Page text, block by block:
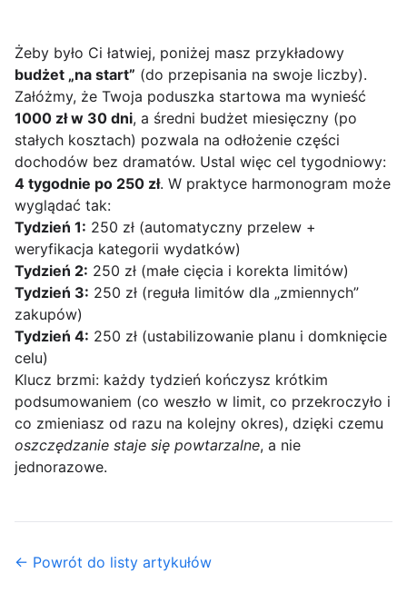
Żeby było Ci łatwiej, poniżej masz przykładowy
budżet „na start” (do przepisania na swoje liczby).
Załóżmy, że Twoja poduszka startowa ma wynieść
1000 zł w 30 dni, a średni budżet miesięczny (po
stałych kosztach) pozwala na odłożenie części
dochodów bez dramatów. Ustal więc cel tygodniowy:
4 tygodnie po 250 zł. W praktyce harmonogram może
wyglądać tak:
Tydzień 1: 250 zł (automatyczny przelew +
weryfikacja kategorii wydatków)
Tydzień 2: 250 zł (małe cięcia i korekta limitów)
Tydzień 3: 250 zł (reguła limitów dla „zmiennych”
zakupów)
Tydzień 4: 250 zł (ustabilizowanie planu i domknięcie
celu)
Klucz brzmi: każdy tydzień kończysz krótkim
podsumowaniem (co weszło w limit, co przekroczyło i
co zmieniasz od razu na kolejny okres), dzięki czemu
oszczędzanie staje się powtarzalne, a nie
jednorazowe.
← Powrót do listy artykułów